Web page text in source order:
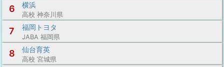
6 横浜
高校 神奈川県
7 福岡トヨタ
JABA 福岡県
8 仙台育英
高校 宮城県